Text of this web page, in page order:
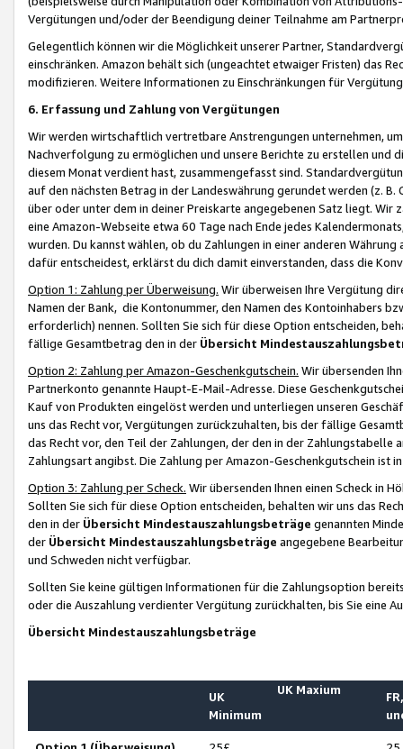
Vergütungen und/oder der Beendigung deiner Teilnahme am
Gelegentlich können wir die Möglichkeit unserer Partner,
einschränken. Amazon behält sich (ungeachtet etwaiger Fristen) das
modifizieren. Weitere Informationen zu Einschränkungen für
6. Erfassung und Zahlung von Vergütungen
Wir werden wirtschaftlich vertretbare Anstrengungen unternehmen,
Nachverfolgung zu ermöglichen und unsere Berichte zu erstellen und
diesem Monat verdient hast, zusammengefasst sind.
auf den nächsten Betrag in der Landeswährung gerundet werden (z.
über oder unter dem in deiner Preiskarte angegebenen Satz liegt.
eine Amazon-Webseite etwa 60 Tage nach Ende jedes
wurden. Du kannst wählen, ob du Zahlungen in einer anderen
dafür entscheidest, erklärst du dich damit einverstanden, dass die
Option 1: Zahlung per Überweisung. Wir überweisen Ihre Vergütung
Namen der Bank, die Kontonummer, den Namen des Kontoinhabers
erforderlich) nennen. Sollten Sie sich für diese Option entscheiden,
fällige Gesamtbetrag den in der Übersicht
Option 2: Zahlung per Amazon-Geschenkgutschein. Wir übersenden
Partnerkonto genannte Haupt-E-Mail-Adresse. Diese
Kauf von Produkten eingelöst werden und unterliegen unseren
uns das Recht vor, Vergütungen zurückzuhalten, bis der fällige
das Recht vor, den Teil der Zahlungen, der den in der
Zahlungsart angibst. Die Zahlung per Amazon-Geschenkgutschein ist
Option 3: Zahlung per Scheck. Wir übersenden Ihnen einen Scheck in
Sollten Sie sich für diese Option entscheiden, behalten wir uns das
den in der Übersicht Mindestauszahlungsbeträge genannten
der Übersicht Mindestauszahlungsbeträge angegebene
und Schweden nicht verfügbar.
Sollten Sie keine gültigen Informationen für die Zahlungsoption
oder die Auszahlung verdienter Vergütung zurückhalten, bis Sie
Übersicht Mindestauszahlungsbeträge
UK
Minimum
UK Maxium